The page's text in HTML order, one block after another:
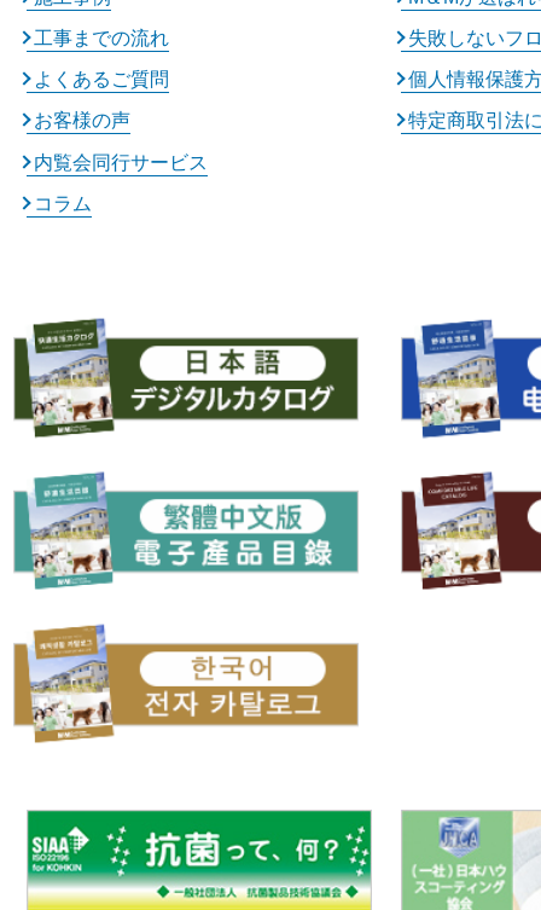
工事までの流れ
よくあるご質問
お客様の声
内覧会同行サービス
コラム
失敗しないフ
個人情報保護
特定商取引法